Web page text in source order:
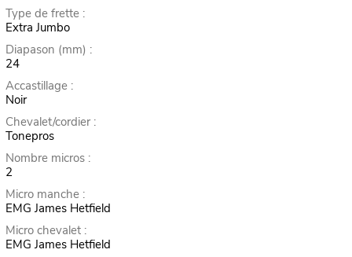
Type de frette :
Extra Jumbo
Diapason (mm) :
24
Accastillage :
Noir
Chevalet/cordier :
Tonepros
Nombre micros :
2
Micro manche :
EMG James Hetfield
Micro chevalet :
EMG James Hetfield